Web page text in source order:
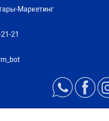
Маркетинг
21